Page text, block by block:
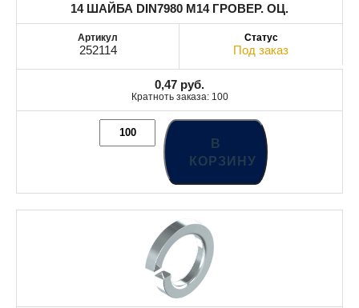
14 ШАЙБА DIN7980 М14 ГРОВЕР. ОЦ.
252114 Под заказ
0,47 руб.
Кратноть заказа: 100
В
КОРЗИНУ